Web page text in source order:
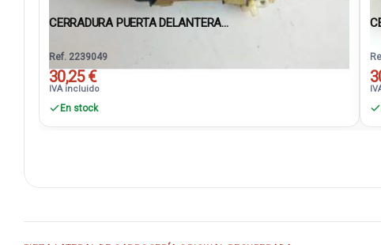
CERRADURA PUERTA DELANTERA...
Ref. 2239049
30,25 €
IVA incluido
En stock